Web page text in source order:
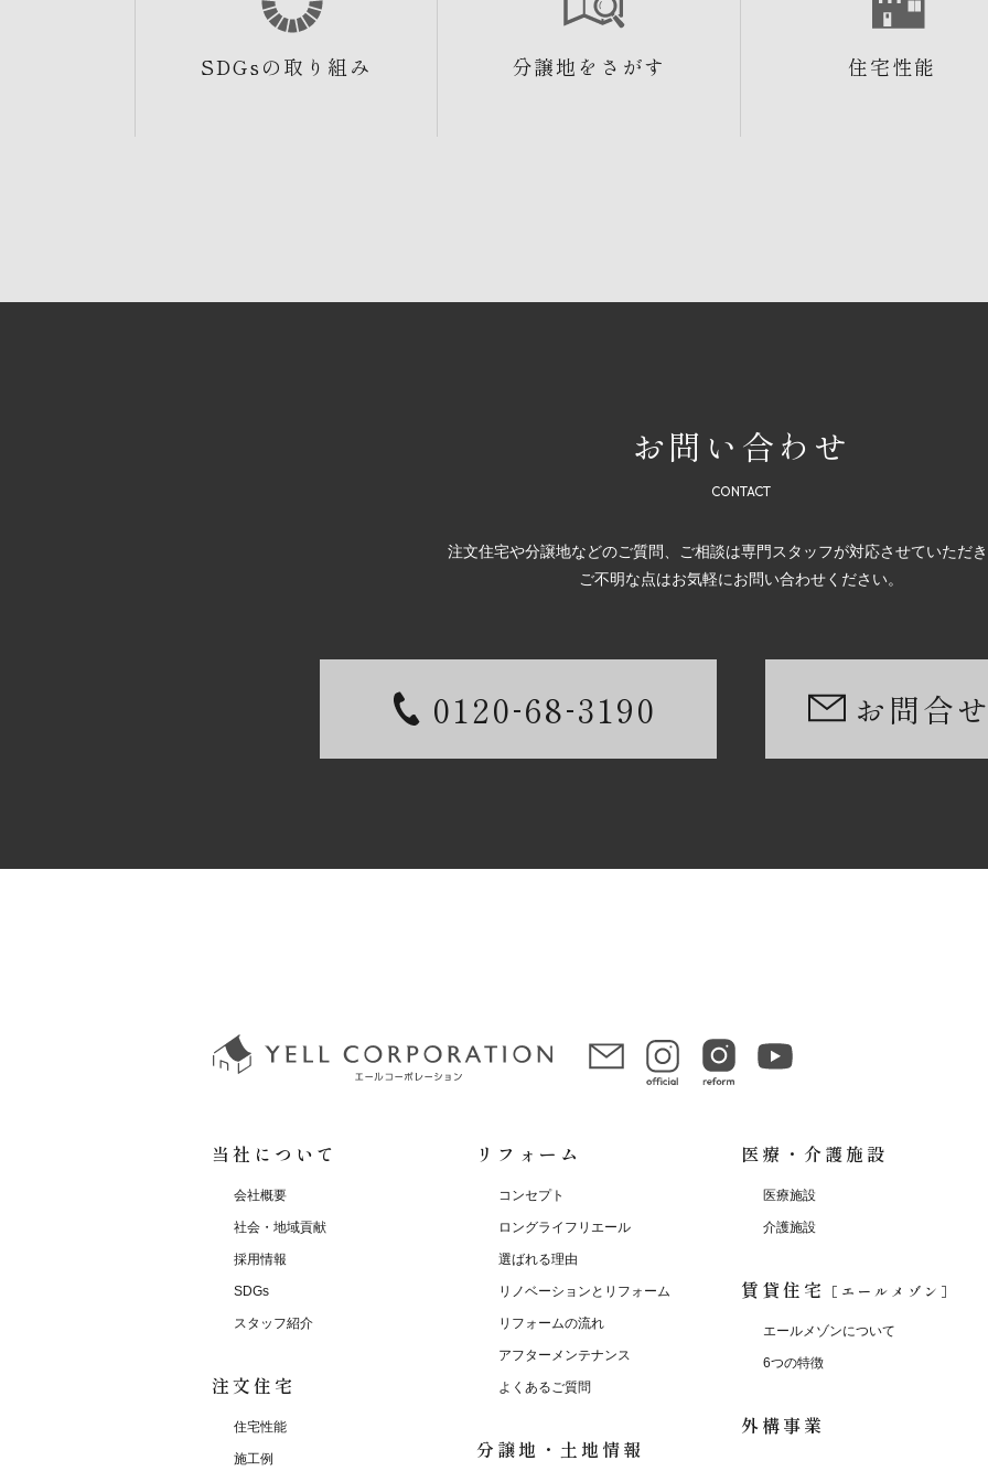
SDGsの取り組み 分譲地をさがす 住宅性能
お問い合わせ
注文住宅や分譲地などのご質問、ご相談は専門スタッフが対応させていただき
ご不明な点はお気軽にお問い合わせください。
0120-68-3190 お問合
当社について
会社概要
社会・地域貢献
採用情報
SDGs
スタッフ紹介
注文住宅
住宅性能
施工例
リフォーム
コンセプト
ロングライフリエール
選ばれる理由
リノベーションとリフォーム
リフォームの流れ
アフターメンテナンス
よくあるご質問
分譲地・土地情報
医療・介護施設
医療施設
介護施設
賃貸住宅 ［エールメゾン］
エールメゾンについて
6つの特徴
外構事業